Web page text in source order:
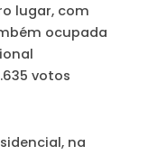
lugar, com
ocupada
votos
na